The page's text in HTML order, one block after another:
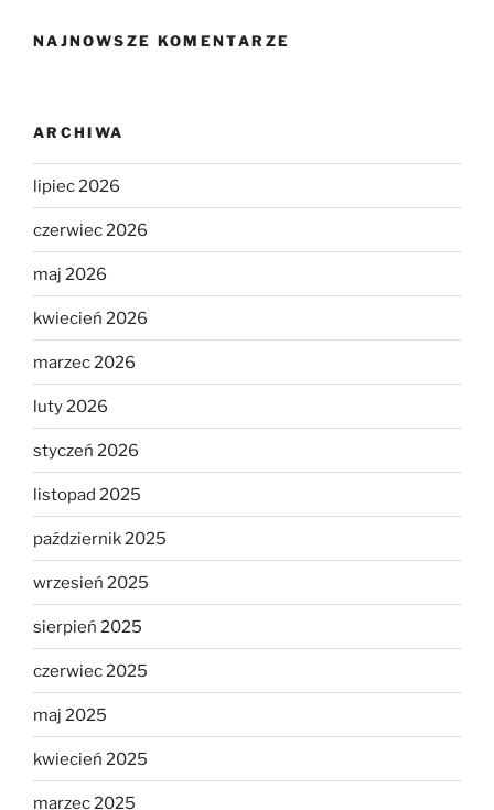
NAJNOWSZE KOMENTARZE
ARCHIWA
lipiec 2026
czerwiec 2026
maj 2026
kwiecień 2026
marzec 2026
luty 2026
styczeń 2026
listopad 2025
październik 2025
wrzesień 2025
sierpień 2025
czerwiec 2025
maj 2025
kwiecień 2025
marzec 2025